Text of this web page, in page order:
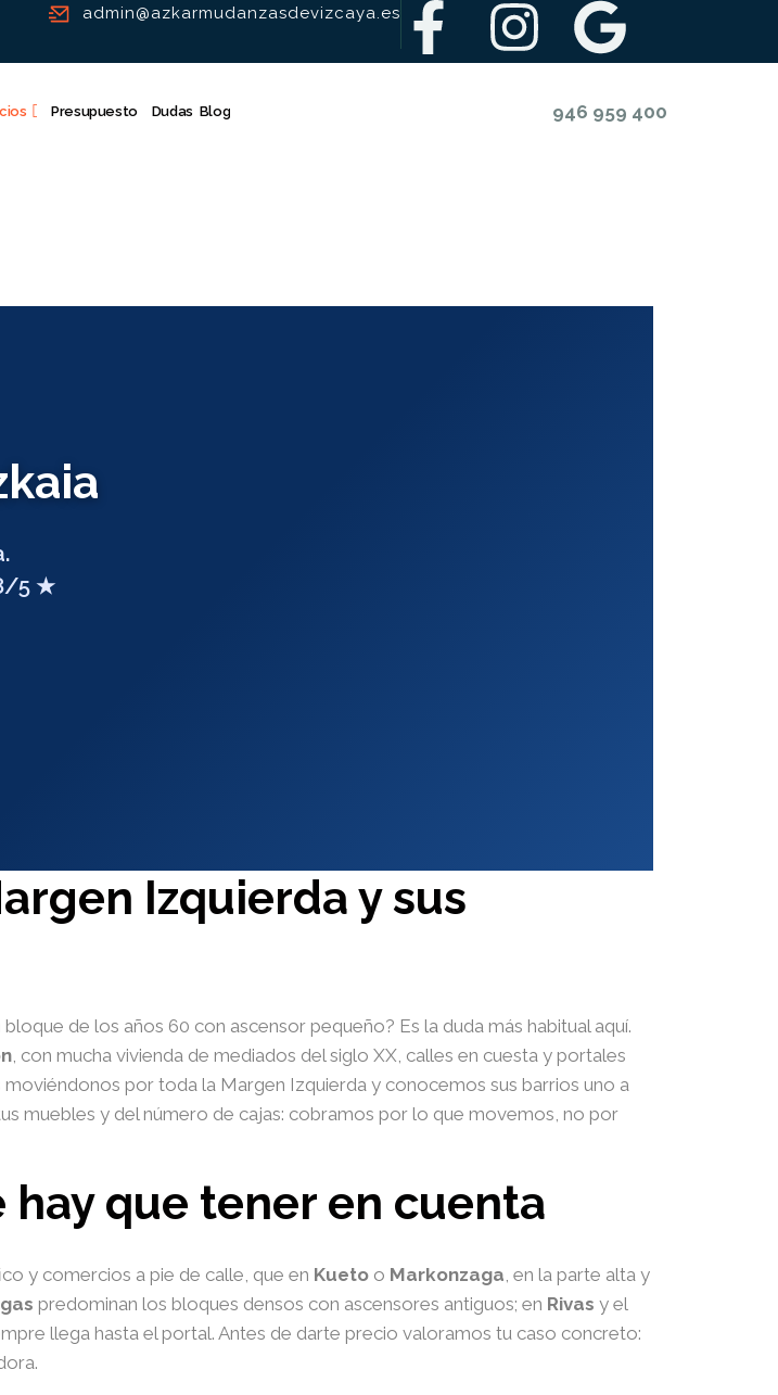
admin@azkarmudanzasdevizcaya.es
Presupuesto Dudas Blog 946 959 400
5 ★
Izquierda y sus
de los años 60 con ascensor pequeño? Es la duda más habitual aquí.
, con mucha vivienda de mediados del siglo XX, calles en cuesta y portales
por toda la Margen Izquierda y conocemos sus barrios uno a
muebles y del número de cajas: cobramos por lo que movemos, no por
hay que tener en cuenta
y comercios a pie de calle, que en Kuetoo Markonzaga, en la parte alta y
predominan los bloques densos con ascensores antiguos; en Rivas y el
llega hasta el portal. Antes de darte precio valoramos tu caso concreto: